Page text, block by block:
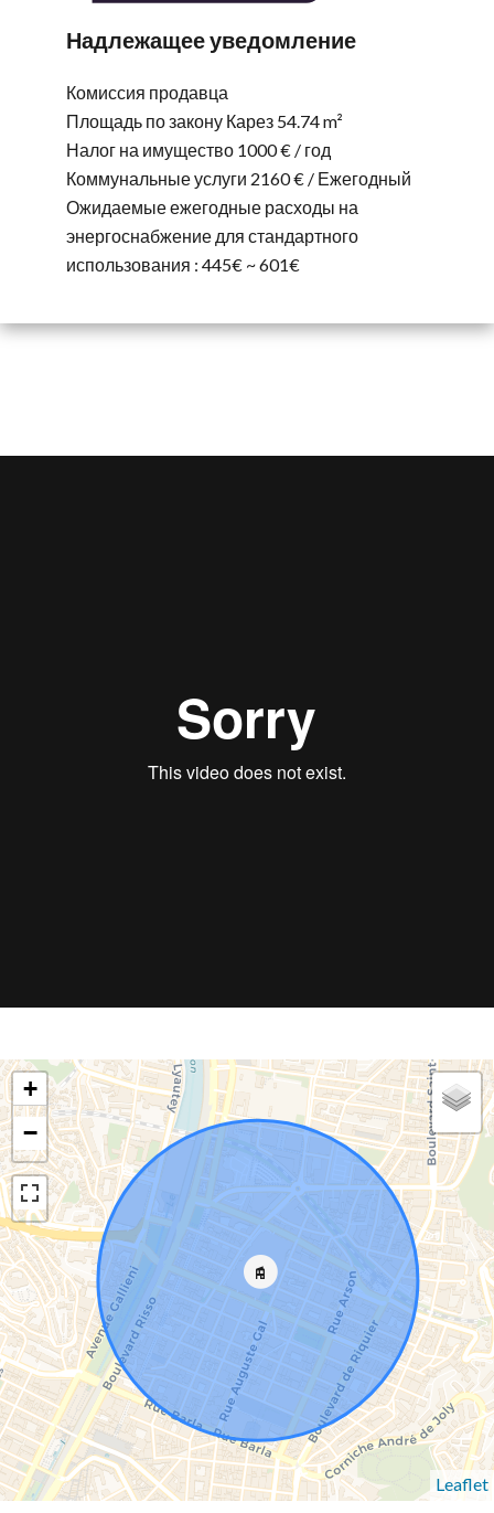
Надлежащее уведомление
Комиссия продавца
Площадь по закону Карез 54.74 m²
Налог на имущество 1000 € / год
Коммунальные услуги 2160 € / Ежегодный
Ожидаемые ежегодные расходы на
энергоснабжение для стандартного
использования : 445€ ~ 601€
+
−
Leaflet